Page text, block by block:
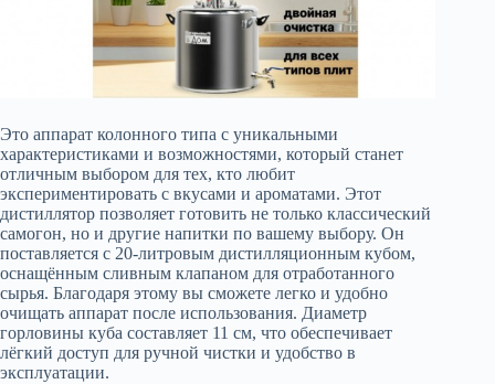
Это аппарат колонного типа с уникальными
характеристиками и возможностями, который станет
отличным выбором для тех, кто любит
экспериментировать с вкусами и ароматами. Этот
дистиллятор позволяет готовить не только классический
самогон, но и другие напитки по вашему выбору. Он
поставляется с 20-литровым дистилляционным кубом,
оснащённым сливным клапаном для отработанного
сырья. Благодаря этому вы сможете легко и удобно
очищать аппарат после использования. Диаметр
горловины куба составляет 11 см, что обеспечивает
лёгкий доступ для ручной чистки и удобство в
эксплуатации.